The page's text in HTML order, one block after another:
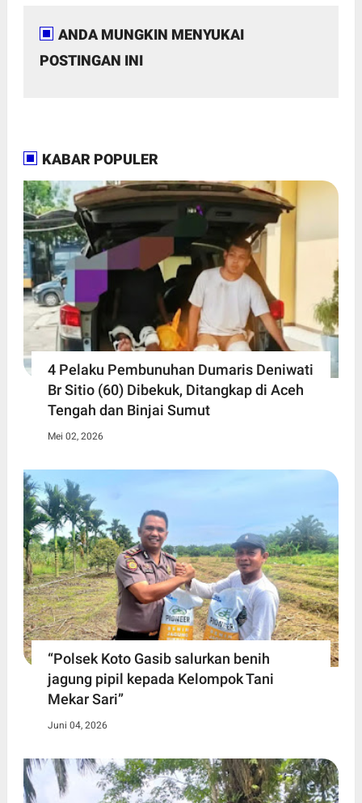
ANDA MUNGKIN MENYUKAI
POSTINGAN INI
KABAR POPULER
4 Pelaku Pembunuhan Dumaris Deniwati
Br Sitio (60) ‎Dibekuk, Ditangkap di Aceh
Tengah ‎dan Binjai Sumut
Mei 02, 2026
“Polsek Koto Gasib salurkan benih
jagung pipil kepada Kelompok Tani
Mekar Sari”
Juni 04, 2026